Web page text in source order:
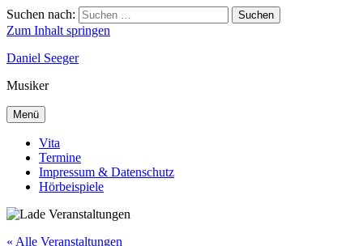
Suchen nach: Suchen
Zum Inhalt springen
Daniel Seeger
Musiker
Menü
Vita
Termine
Impressum & Datenschutz
Hörbeispiele
« Alle Veranstaltungen